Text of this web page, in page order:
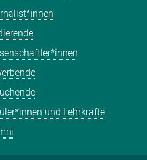
und Lehrkräfte